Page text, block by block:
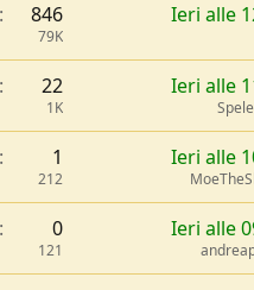
846
79K
Ieri alle
22
1K
Ieri alle
1
212
Ieri alle
0
121
Ieri alle